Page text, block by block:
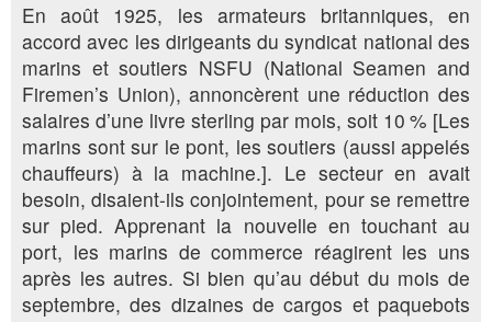
En août 1925, les armateurs britanniques, en
accord avec les dirigeants du syndicat national des
marins et soutiers NSFU (National Seamen and
Firemen’s Union), annoncèrent une réduction des
salaires d’une livre sterling par mois, soit 10 % [Les
marins sont sur le pont, les soutiers (aussi appelés
chauffeurs) à la machine.]. Le secteur en avait
besoin, disaient-ils conjointement, pour se remettre
sur pied. Apprenant la nouvelle en touchant au
port, les marins de commerce réagirent les uns
après les autres. Si bien qu’au début du mois de
septembre, des dizaines de cargos et paquebots